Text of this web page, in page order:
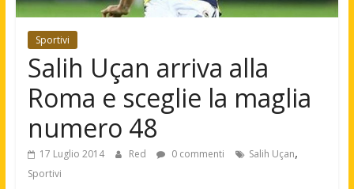
Sportivi
Salih Uçan arriva alla
Roma e sceglie la maglia
numero 48
17 Luglio 2014 Red 0 commenti Salih Uçan,
Sportivi